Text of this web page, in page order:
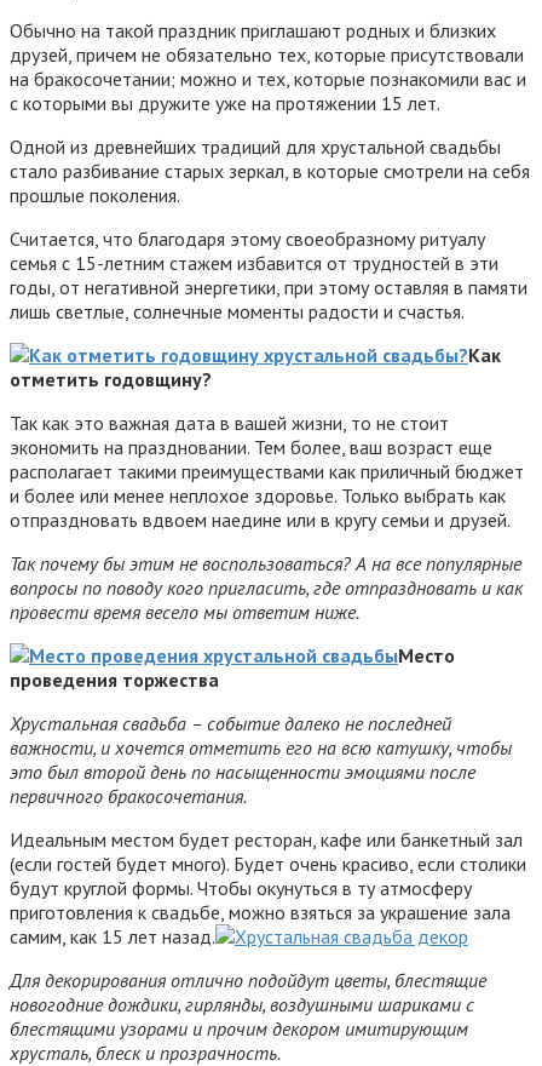
Обычно на такой праздник приглашают родных и близких
друзей, причем не обязательно тех, которые присутствовали
на бракосочетании; можно и тех, которые познакомили вас и
с которыми вы дружите уже на протяжении 15 лет.
Одной из древнейших традиций для хрустальной свадьбы
стало разбивание старых зеркал, в которые смотрели на себя
прошлые поколения.
Считается, что благодаря этому своеобразному ритуалу
семья с 15-летним стажем избавится от трудностей в эти
годы, от негативной энергетики, при этому оставляя в памяти
лишь светлые, солнечные моменты радости и счастья.
Как
отметить годовщину?
Так как это важная дата в вашей жизни, то не стоит
экономить на праздновании. Тем более, ваш возраст еще
располагает такими преимуществами как приличный бюджет
и более или менее неплохое здоровье. Только выбрать как
отпраздновать вдвоем наедине или в кругу семьи и друзей.
Так почему бы этим не воспользоваться? А на все популярные
вопросы по поводу кого пригласить, где отпраздновать и как
провести время весело мы ответим ниже.
Место
проведения торжества
Хрустальная свадьба – событие далеко не последней
важности, и хочется отметить его на всю катушку, чтобы
это был второй день по насыщенности эмоциями после
первичного бракосочетания.
Идеальным местом будет ресторан, кафе или банкетный зал
(если гостей будет много). Будет очень красиво, если столики
будут круглой формы. Чтобы окунуться в ту атмосферу
приготовления к свадьбе, можно взяться за украшение зала
самим, как 15 лет назад.
Для декорирования отлично подойдут цветы, блестящие
новогодние дождики, гирлянды, воздушными шариками с
блестящими узорами и прочим декором имитирующим
хрусталь, блеск и прозрачность.